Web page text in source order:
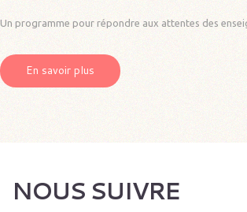
Un programme pour répondre aux attentes des
En savoir plus
NOUS SUIVRE